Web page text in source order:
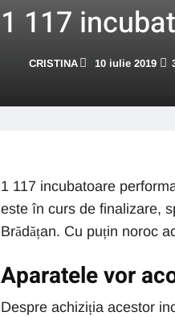
1 117
CRISTINA 10 iulie 2019
1 117 incubatoare
este în curs de finalizare,
Brădățan. Cu puțin noroc
Aparatele vor
Despre achiziția acestor